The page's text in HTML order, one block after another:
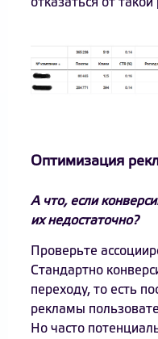
отказаться от
Оптимизация
А что, если
их недостаточно?
Проверьте
Стандартно
переходу, то есть
рекламы
Но часто